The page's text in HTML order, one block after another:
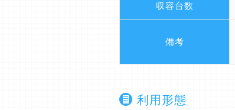
収容台数
備考
利用形態